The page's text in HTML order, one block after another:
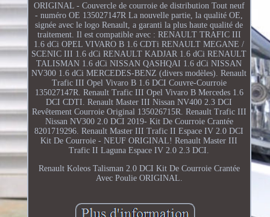
ORIGINAL - Couvercle de courroie de distribution Tout neuf
- numéro OE 135027147R La nouvelle partie, la qualité OE,
signée avec le logo Renault, a garanti la plus haute qualité de
traitement. Il est compatible avec : RENAULT TRAFIC III
1.6 dCi OPEL VIVARO B 1.6 CDTi RENAULT MEGANE /
SCENIC III 1.6 dCi RENAULT KADJAR 1.6 dCi RENAULT
TALISMAN 1.6 dCi NISSAN QASHQAI 1.6 dCi NISSAN
NV300 1.6 dCi MERCEDES-BENZ (divers modèles). Renault
Trafic III Opel Vivaro B 1.6 DCI Couvre-Courroie
135027147R. Renault Trafic III Opel Vivaro B Mercedes 1.6
DCI CDTI. Renault Master III Nissan NV400 2.3 DCI
Revêtement Courroie Original 135026715R. Renault Trafic III
Nissan NV300 2.0 DCI 2019- Kit De Courroie Crantée
8201719296. Renault Master III Trafic II Espace IV 2.0 DCI
Kit De Courroie - NEUF ORIGINAL! Renault Master III
Trafic II Laguna Espace IV 2.0 2.3 DCI.
Renault Koleos Talisman 2.0 DCI Kit De Courroie Crantée
Avec Poulie ORIGINAL.